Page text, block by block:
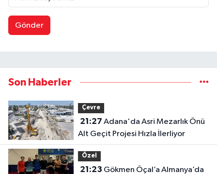
Gönder
Son Haberler
Çevre
21:27
Alt Geçit Projesi Hızla İlerliyor
Özel
21:23